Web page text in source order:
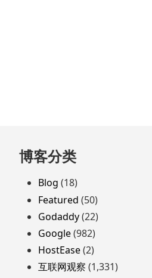
跳
至
页
脚
博客分类
Blog (18)
Featured (50)
Godaddy(22)
Google(982)
HostEase(2)
互联网观察 (1,331)